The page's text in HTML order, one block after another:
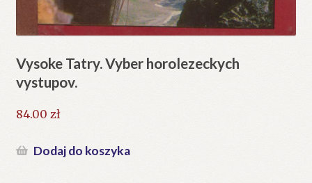
Vysoke Tatry. Vyber horolezeckych
vystupov.
84.00 zł
Dodaj do koszyka